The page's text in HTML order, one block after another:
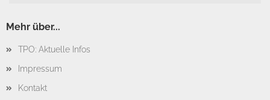
Mehr über...
TPO: Aktuelle Infos
Impressum
Kontakt